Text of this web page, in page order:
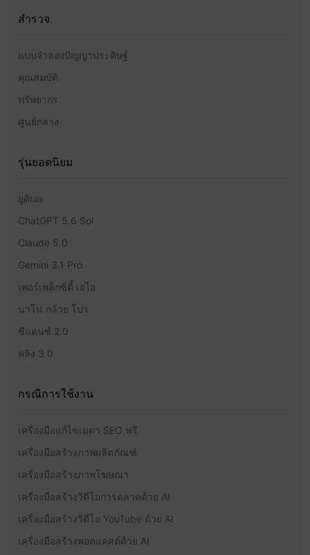
สำรวจ
แบบจำลองปัญญาประดิษฐ์
คุณสมบัติ
ทรัพยากร
ศูนย์กลาง
รุ่นยอดนิยม
ยูคิเอะ
ChatGPT 5.6 Sol
Claude 5.0
Gemini 3.1 Pro
เพอร์เพล็กซิตี้ เอไอ
นาโน กล้วย โปร
ซีแดนซ์ 2.0
คลิง 3.0
กรณีการใช้งาน
เครื่องมือแก้ไขเมตา SEO ฟรี
เครื่องมือสร้างภาพผลิตภัณฑ์
เครื่องมือสร้างภาพโฆษณา
เครื่องมือสร้างวิดีโอการตลาดด้วย AI
เครื่องมือสร้างวิดีโอ YouTube ด้วย AI
เครื่องมือสร้างพอดแคสต์ด้วย AI